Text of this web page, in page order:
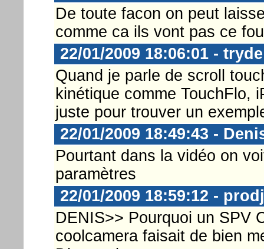
De toute facon on peut
comme ca ils vont pas ce
22/01/2009 18:06:01 - tryde
Quand je parle de scroll
kinétique comme TouchFlo,
juste pour trouver un
22/01/2009 18:49:43 -
Pourtant dans la vidéo on
paramètres
22/01/2009 18:59:12 -
DENIS>> Pourquoi un SPV
coolcamera faisait de bien